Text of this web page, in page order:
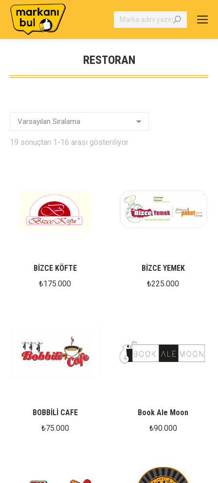
Search:
RESTORAN
You are here:
19 sonuçtan 1-16 arası gösteriliyor
BİZCE KÖFTE
₺175.000
BİZCE YEMEK
₺225.000
BOBBİLİ CAFE
₺75.000
Book Ale Moon
₺90.000